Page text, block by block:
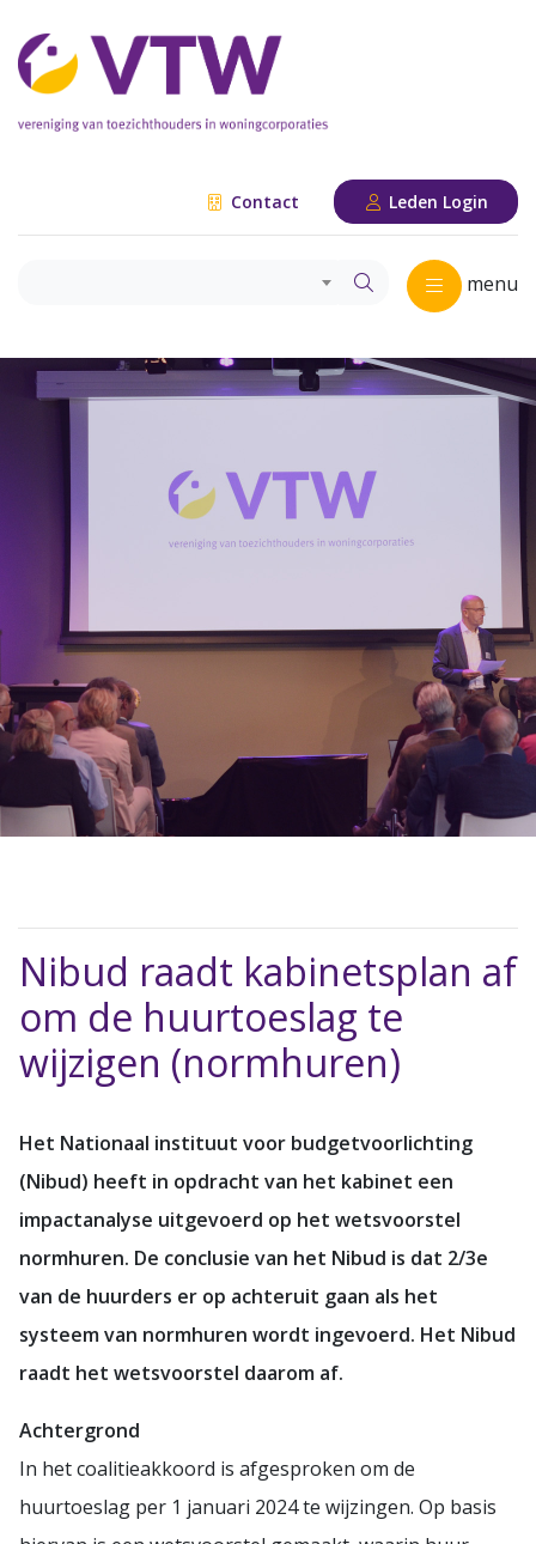
Contact Leden Login
menu
Nibud raadt kabinetsplan af
om de huurtoeslag te
wijzigen (normhuren)
Het Nationaal instituut voor budgetvoorlichting
(Nibud) heeft in opdracht van het kabinet een
impactanalyse uitgevoerd op het wetsvoorstel
normhuren. De conclusie van het Nibud is dat 2/3e
van de huurders er op achteruit gaan als het
systeem van normhuren wordt ingevoerd. Het Nibud
raadt het wetsvoorstel daarom af.
Achtergrond
In het coalitieakkoord is afgesproken om de
huurtoeslag per 1 januari 2024 te wijzingen. Op basis